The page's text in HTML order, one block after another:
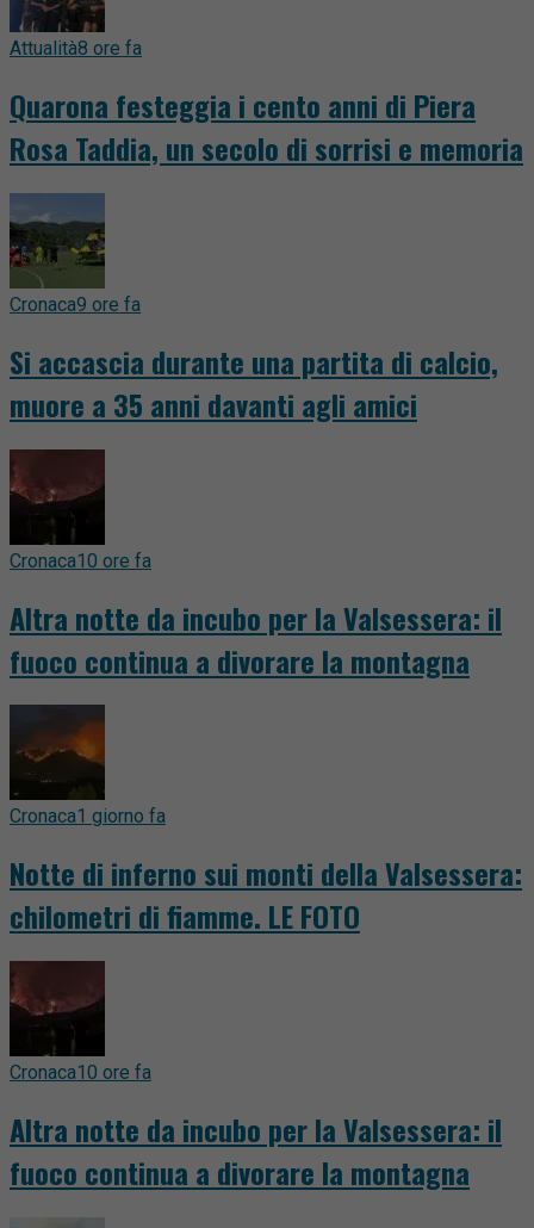
Attualità8 ore fa
Quarona festeggia i cento anni di Piera
Rosa Taddia, un secolo di sorrisi e memoria
Cronaca9 ore fa
Si accascia durante una partita di calcio,
muore a 35 anni davanti agli amici
Cronaca10 ore fa
Altra notte da incubo per la Valsessera: il
fuoco continua a divorare la montagna
Cronaca1 giorno fa
Notte di inferno sui monti della Valsessera:
chilometri di fiamme. LE FOTO
Cronaca10 ore fa
Altra notte da incubo per la Valsessera: il
fuoco continua a divorare la montagna